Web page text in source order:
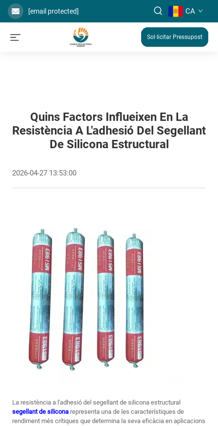
[email protected] CA
Sol·licitar Pressupost
Quins Factors Influeixen En La
Resistència A L'adhesió Del Segellant
De Silicona Estructural
2026-04-27 13:53:00
La resistència a l'adhesió del segellant de silicona estructural
segellant de silicona representa una de les característiques de
rendiment més crítiques que determina la seva eficàcia en aplicacions